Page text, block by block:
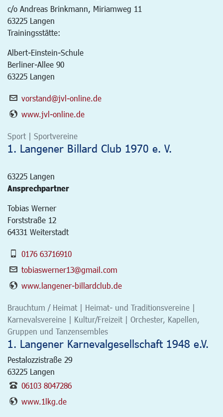
c/o Andreas Brinkmann, Miriamweg 11
63225 Langen
Trainingsstätte:
Albert-Einstein-Schule
Berliner-Allee 90
63225 Langen
vorstand@jvl-online.de
www.jvl-online.de
Sport | Sportvereine
1. Langener Billard Club 1970 e. V.
63225 Langen
Ansprechpartner
Tobias Werner
Forststraße 12
64331 Weiterstadt
0176 63716910
tobiaswerner13@gmail.com
www.langener-billardclub.de
Brauchtum / Heimat | Heimat- und Traditionsvereine |
Karnevalsvereine | Kultur/Freizeit | Orchester, Kapellen,
Gruppen und Tanzensembles
1. Langener Karnevalgesellschaft 1948 e.V.
Pestalozzistraße 29
63225 Langen
06103 8047286
www.1lkg.de